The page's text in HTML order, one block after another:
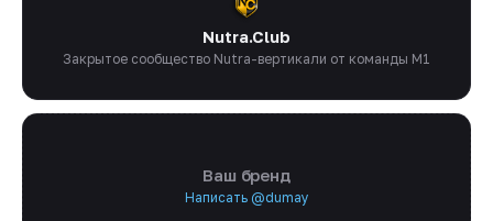
Nutra.Club
Закрытое сообщество Nutra-вертикали от команды M1
Ваш бренд
Написать @dumay